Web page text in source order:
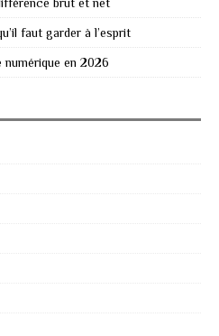
faut garder à l’esprit
en 2026